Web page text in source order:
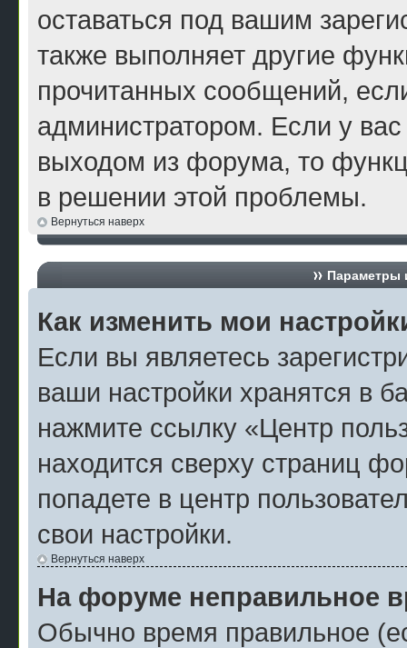
оставаться под вашим
также выполняет другие
прочитанных сообщений,
администратором. Если у
выходом из форума, то
в решении этой проблемы.
Вернуться наверх
Параметры
Как изменить мои
Если вы являетесь
ваши настройки хранятся в
нажмите ссылку «Центр
находится сверху страниц
попадете в центр
свои настройки.
Вернуться наверх
На форуме неправильное
Обычно время правильное